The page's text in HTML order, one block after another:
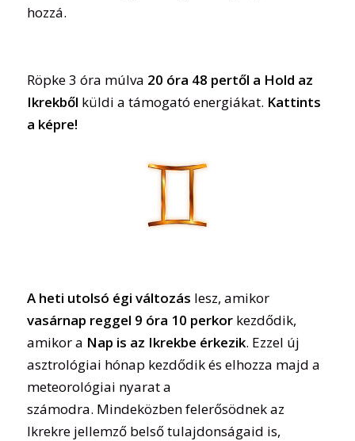
hozzá.
Röpke 3 óra múlva 20 óra 48 pertől a Hold az
Ikrekből küldi a támogató energiákat. Kattints
a képre!
A heti utolsó égi változás lesz, amikor
vasárnap reggel 9 óra 10 perkorkezdődik,
amikor a Nap is az Ikrekbe érkezik. Ezzel új
asztrológiai hónap kezdődik és elhozza majd a
meteorológiai nyarat a
számodra. Mindeközben felerősödnek az
Ikrekre jellemző belső tulajdonságaid is,